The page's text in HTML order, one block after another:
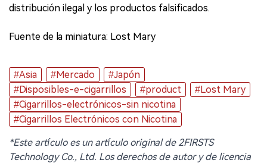
distribución ilegal y los productos falsificados.
Fuente de la miniatura: Lost Mary
#Asia #Mercado
#Japón
#Disposibles-e-cigarrillos
#product
#Lost Mary
#Cigarrillos-electrónicos-sin nicotina
#Cigarrillos Electrónicos con Nicotina
*Este artículo es un artículo original de 2FIRSTS
Technology Co., Ltd. Los derechos de autor y de licencia